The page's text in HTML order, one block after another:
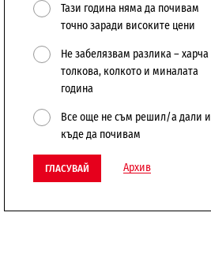
Тази година няма да почивам
точно заради високите цени
Не забелязвам разлика – харча
толкова, колкото и миналата
година
Все още не съм решил/а дали и
къде да почивам
ГЛАСУВАЙ Архив